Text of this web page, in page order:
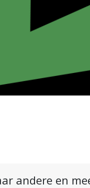
andere en